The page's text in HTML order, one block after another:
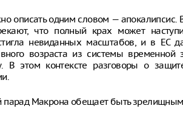
описать одним словом — апокалипсис.
что полный крах может
невиданных масштабов, и в ЕС
возраста из системы
В этом контексте разговоры о
парад Макрона обещает быть зрелищным